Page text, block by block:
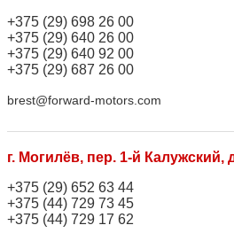
+375 (29) 698 26 00
+375 (29) 640 26 00
+375 (29) 640 92 00
+375 (29) 687 26 00
brest@forward-motors.com
г. Могилёв, пер. 1-й Калужский,
+375 (29) 652 63 44
+375 (44) 729 73 45
+375 (44) 729 17 62